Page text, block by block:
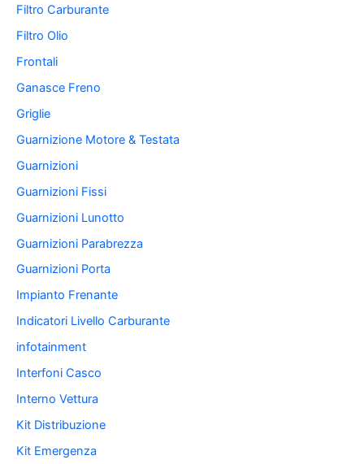
Filtro Carburante
Filtro Olio
Frontali
Ganasce Freno
Griglie
Guarnizione Motore & Testata
Guarnizioni
Guarnizioni Fissi
Guarnizioni Lunotto
Guarnizioni Parabrezza
Guarnizioni Porta
Impianto Frenante
Indicatori Livello Carburante
infotainment
Interfoni Casco
Interno Vettura
Kit Distribuzione
Kit Emergenza